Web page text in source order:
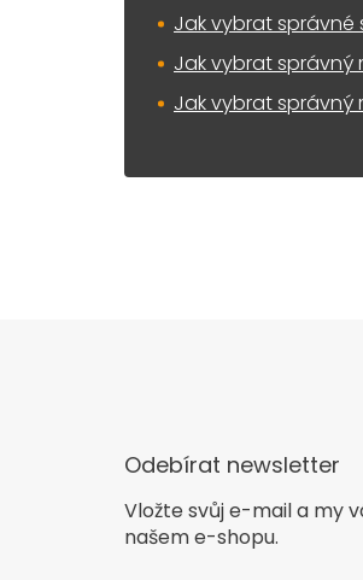
Jak vybrat správné
Jak vybrat správný
Jak vybrat správný
Odebírat newsletter
Vložte svůj e-mail a my
našem e-shopu.